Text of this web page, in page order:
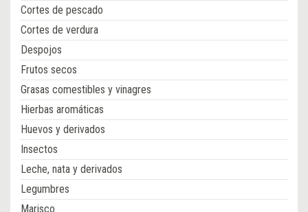
Cortes de pescado
Cortes de verdura
Despojos
Frutos secos
Grasas comestibles y vinagres
Hierbas aromáticas
Huevos y derivados
Insectos
Leche, nata y derivados
Legumbres
Marisco